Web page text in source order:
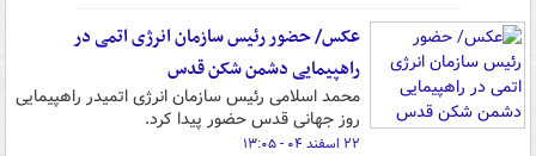
عکس/ حضور رئیس سازمان انرژی اتمی در
راهپیمایی دشمن شکن قدس
محمد اسلامی رئیس سازمان انرژی اتمیدر راهپیمایی
روز جهانی قدس حضور پیدا کرد.
۲۲ اسفند ۰۴ - ۱۳:۰۵